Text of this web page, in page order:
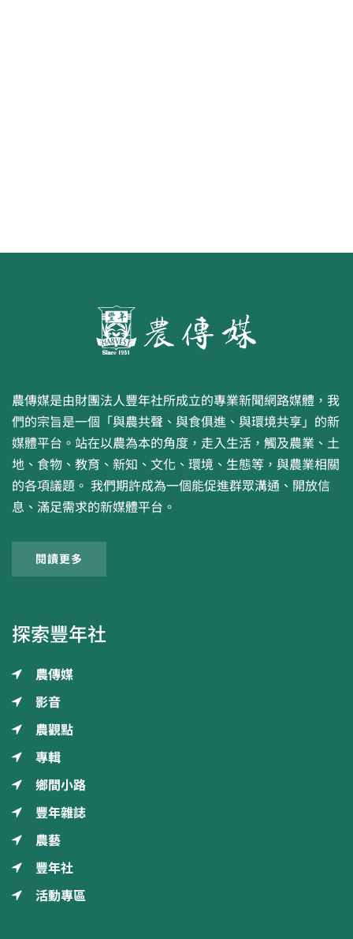
農傳媒是由財團法人豐年社所成立的專業新聞網路媒體，我
們的宗旨是一個「與農共聲、與食俱進、與環境共享」的新
媒體平台。站在以農為本的角度，走入生活，觸及農業、土
地、食物、教育、新知、文化、環境、生態等，與農業相關
的各項議題。 我們期許成為一個能促進群眾溝通、開放信
息、滿足需求的新媒體平台。
閱讀更多
探索豐年社
農傳媒
影音
農觀點
專輯
鄉間小路
豐年雜誌
農藝
豐年社
活動專區